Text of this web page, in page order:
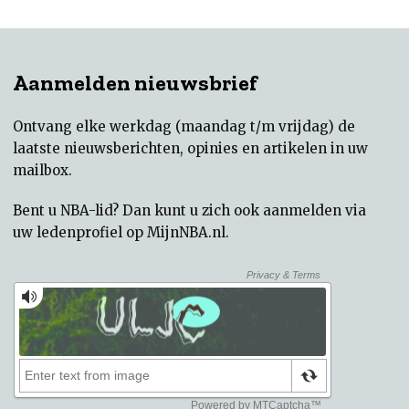
Aanmelden nieuwsbrief
Ontvang elke werkdag (maandag t/m vrijdag) de
laatste nieuwsberichten, opinies en artikelen in uw
mailbox.
Bent u NBA-lid? Dan kunt u zich ook aanmelden via
uw ledenprofiel op MijnNBA.nl.